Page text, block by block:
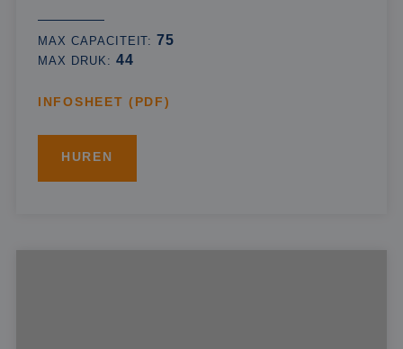
MAX CAPACITEIT: 75
MAX DRUK: 44
INFOSHEET (PDF)
HUREN